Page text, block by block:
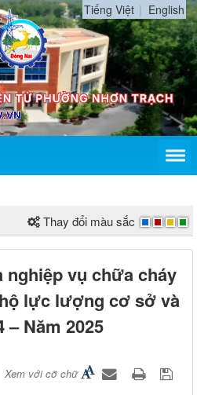
Tiếng Việt English
Thay đổi màu sắc
nghiệp vụ chữa cháy
lực lượng cơ sở và
– Năm 2025
Xem với cỡ chữ